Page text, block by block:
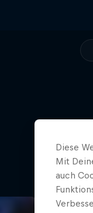
Jetzt
Diese
Mit
auch